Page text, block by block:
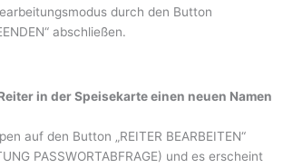
durch den Button
abschließen.
in der Speisekarte einen neuen Namen
auf den Button „REITER BEARBEITEN“
PASSWORTABFRAGE) und es erscheint